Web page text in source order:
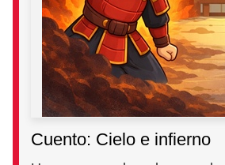
Cuento: Cielo e infierno